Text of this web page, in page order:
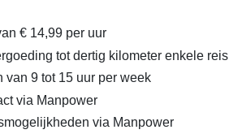
€ 14,99 per uur
tot dertig kilometer enkele reis
van 9 tot 15 uur per week
via Manpower
via Manpower